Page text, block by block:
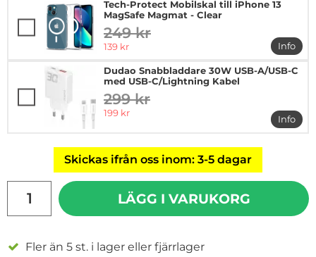
Tech-Protect Mobilskal till iPhone 13
MagSafe Magmat - Clear
tidigare pris
249 kr
rea pris
139 kr
Info
mer
Dudao Snabbladdare 30W USB-A/USB-C
med USB-C/Lightning Kabel
tidigare pris
299 kr
rea pris
199 kr
Info
mer
Skickas ifrån oss inom: 3-5 dagar
LÄGG I VARUKORG
Fler än 5 st. i lager eller fjärrlager